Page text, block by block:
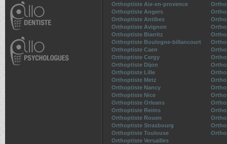
Orthoptiste Aix-en-provence
Orthoptiste Angers
Orthoptiste Antibes
Orthoptiste Avignon
Orthoptiste Biarritz
Orthoptiste Boulogne-billancourt
Orthoptiste Caen
Orthoptiste Cergy
Orthoptiste Dijon
Orthoptiste Lille
Orthoptiste Metz
Orthoptiste Nancy
Orthoptiste Nice
Orthoptiste Orleans
Orthoptiste Reims
Orthoptiste Rouen
Orthoptiste Strasbourg
Orthoptiste Toulouse
Orthoptiste Versailles